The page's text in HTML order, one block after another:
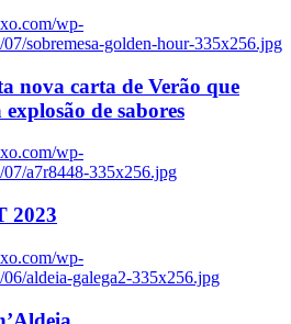
wp-
sobremesa-golden-hour-335x256.jpg
nova carta de Verão que
de sabores
wp-
a7r8448-335x256.jpg
2023
wp-
aldeia-galega2-335x256.jpg